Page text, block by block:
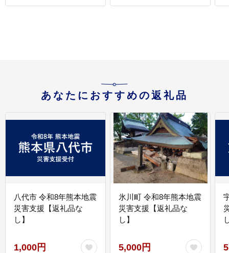
あなたにおすすめの返礼品
八代市 令和8年熊本地震
災害支援【返礼品な
し】
1,000円
氷川町 令和8年熊本地震
災害支援【返礼品な
し】
5,000円